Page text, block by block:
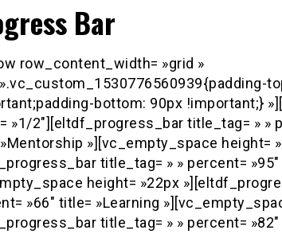
Bar
row_content_width= »grid »
bottom: 90px !important;}
»1/2″][eltdf_progress_bar title_tag= » »
»][vc_empty_space height=
title_tag= » » percent=
height= »22px
»66″ title= »Learning
title_tag= » » percent=